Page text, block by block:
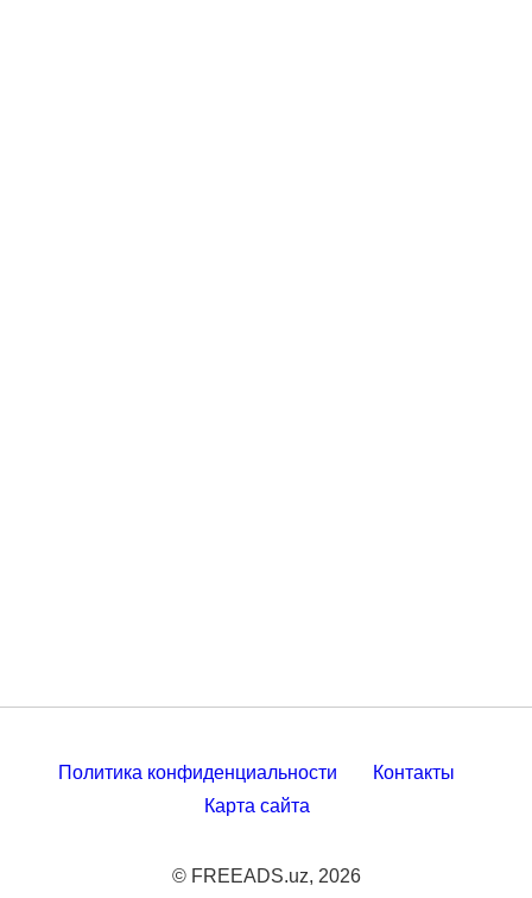
Политика конфиденциальности
Контакты
Карта сайта
© FREEADS.uz, 2026